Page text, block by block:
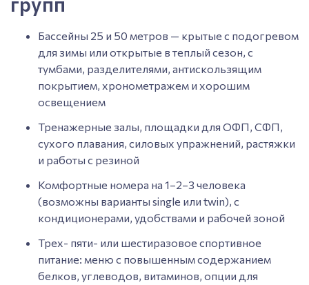
Бассейны 25 и 50 метров — крытые с подогревом
для зимы или открытые в теплый сезон, с
тумбами, разделителями, антискользящим
покрытием, хронометражем и хорошим
освещением
Тренажерные залы, площадки для ОФП, СФП,
сухого плавания, силовых упражнений, растяжки
и работы с резиной
Комфортные номера на 1–2–3 человека
(возможны варианты single или twin), с
кондиционерами, удобствами и рабочей зоной
Трех- пяти- или шестиразовое спортивное
питание: меню с повышенным содержанием
белков, углеводов, витаминов, опции для